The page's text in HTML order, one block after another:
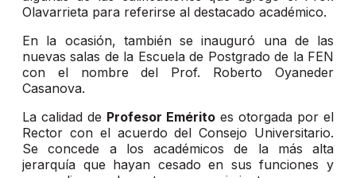
Olavarrieta para referirse al destacado académico.
En la ocasión, también se inauguró una de las
nuevas salas de la Escuela de Postgrado de la FEN
con el nombre del Prof. Roberto Oyaneder
Casanova.
La calidad de Profesor Emérito es otorgada por el
Rector con el acuerdo del Consejo Universitario.
Se concede a los académicos de la más alta
jerarquía que hayan cesado en sus funciones y